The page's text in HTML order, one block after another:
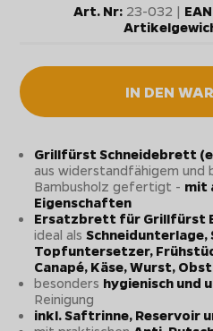
Art. Nr: 23-032 |
IN DEN
Grillfürst Schneidebrett
aus widerstandfähigem und
Bambusholz gefertigt - mit
Eigenschaften
Ersatzbrett für Grillfürst
ideal als
Topfuntersetzer,
Canapé, Käse, Wurst,
besonders hygienisch und
Reinigung
inkl. Saftrinne, Reservoir